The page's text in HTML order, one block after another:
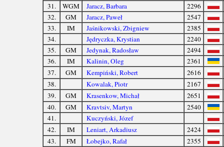
31.
WGM Jaracz, Barbara
2296
32.
GM Jaracz, Paweł
2547
33.
IM Jaśnikowski, Zbigniew
2385
34.
Jędryczka, Krystian
2240
35.
GM Jedynak, Radosław
2494
36.
IM Kalinin, Oleg
2361
37.
GM Kempiński, Robert
2616
38.
Kowalak, Piotr
2167
39.
GM Krasenkow, Michał
2651
40.
GM Kravtsiv, Martyn
2540
41.
Kuczyński, Józef
42.
IM Leniart, Arkadiusz
2424
43.
FM Łobejko, Rafał
2355